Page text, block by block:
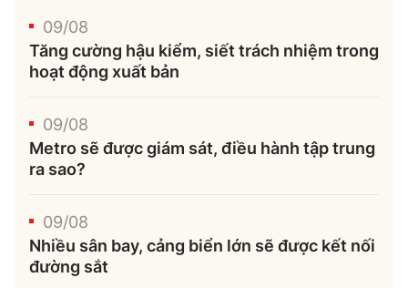
09/08
Tăng cường hậu kiểm, siết trách nhiệm trong
hoạt động xuất bản
09/08
Metro sẽ được giám sát, điều hành tập trung
ra sao?
09/08
Nhiều sân bay, cảng biển lớn sẽ được kết nối
đường sắt